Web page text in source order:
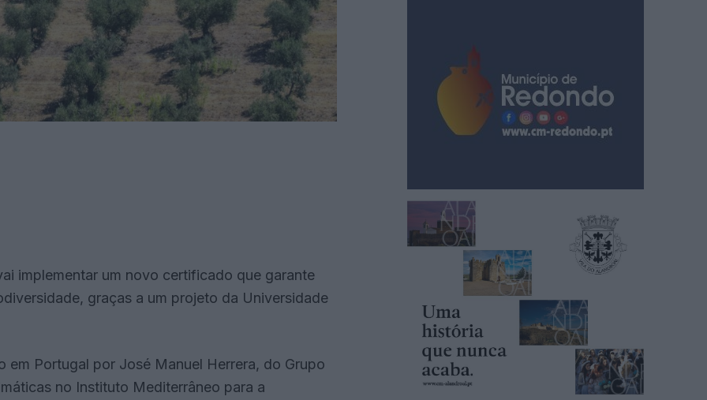
implementar um novo certificado que garante
graças a um projeto da Universidade
em Portugal por José Manuel Herrera, do Grupo
no Instituto Mediterrâneo para a